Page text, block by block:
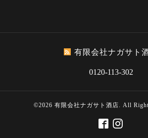
有限会社ナガサト
0120-113-302
©2026 有限会社ナガサト酒店. All